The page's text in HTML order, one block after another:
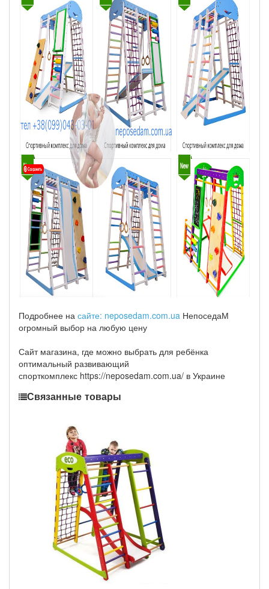
Подробнее на сайте: neposedam.com.ua НепоседаМ
огромный выбор на любую цену
Сайт магазина, где можно выбрать для ребёнка
оптимальный развивающий
спорткомплекс https://neposedam.com.ua/ в Украине
Связанные товары